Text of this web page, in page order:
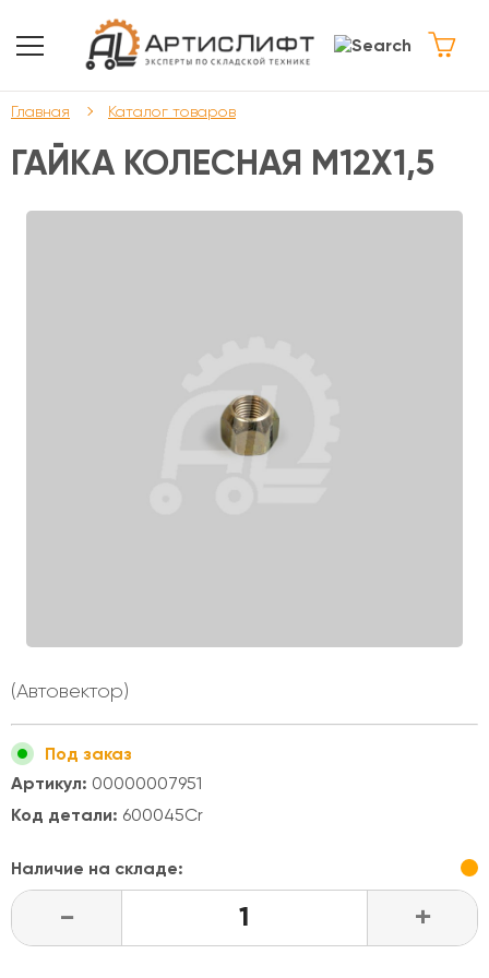
Главная Каталог товаров
ГАЙКА КОЛЕСНАЯ М12Х1,5
(Автовектор)
Под заказ
Артикул: 00000007951
Код детали: 600045Cr
Наличие на складе:
- +